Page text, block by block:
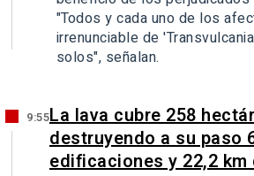
"Todos y cada uno de los
irrenunciable de
solos", señalan.
9:55La lava cubre 258
destruyendo a su paso
edificaciones y 22,2